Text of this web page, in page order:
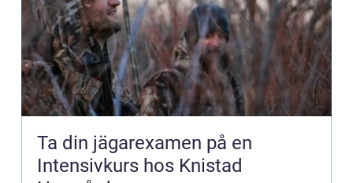
Ta din jägarexamen på en
Intensivkurs hos Knistad